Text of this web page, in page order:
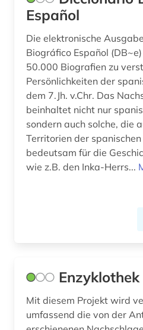
schüler (1)
spanien (3)
stadtarchiv (1)
statistik (1)
steuerrecht (1)
stoff (1)
templerorden (1)
theatergeschichte (1)
theologie (1)
Español
Die elektronische
Biográfico Español
50.000 Biografien zu
Persönlichkeiten der
dem 7.Jh. v.Chr. Das
beinhaltet nicht nur
sondern auch solche, die
Territorien der
bedeutsam für die
wie z.B. den Inka-Herrs...
Enzyklothek
Mit diesem Projekt wird
umfassend die von der